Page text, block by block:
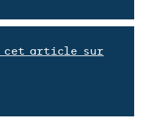
cet article sur